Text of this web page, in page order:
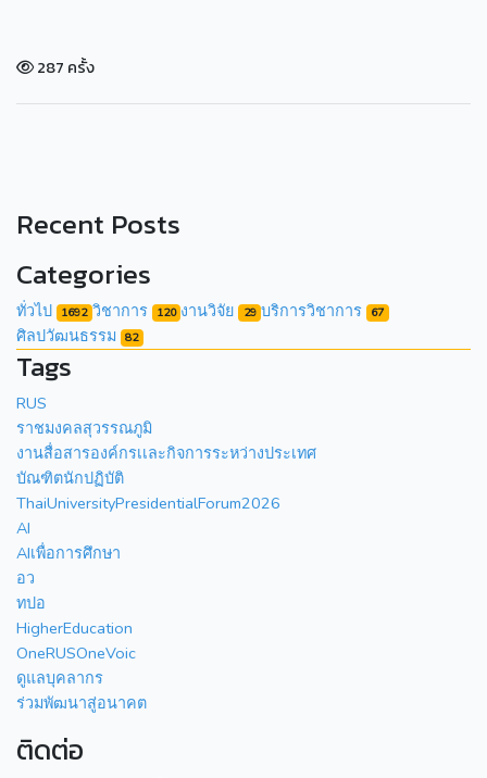
287 ครั้ง
Recent Posts
Categories
ทั่วไป 1692 วิชาการ 120 งานวิจัย 29 บริการวิชาการ 67
ศิลปวัฒนธรรม 82
Tags
RUS
ราชมงคลสุวรรณภูมิ
งานสื่อสารองค์กรเเละกิจการระหว่างประเทศ
บัณฑิตนักปฏิบัติ
ThaiUniversityPresidentialForum2026
AI
AIเพื่อการศึกษา
อว
ทปอ
HigherEducation
OneRUSOneVoic
ดูแลบุคลากร
ร่วมพัฒนาสู่อนาคต
ติดต่อ